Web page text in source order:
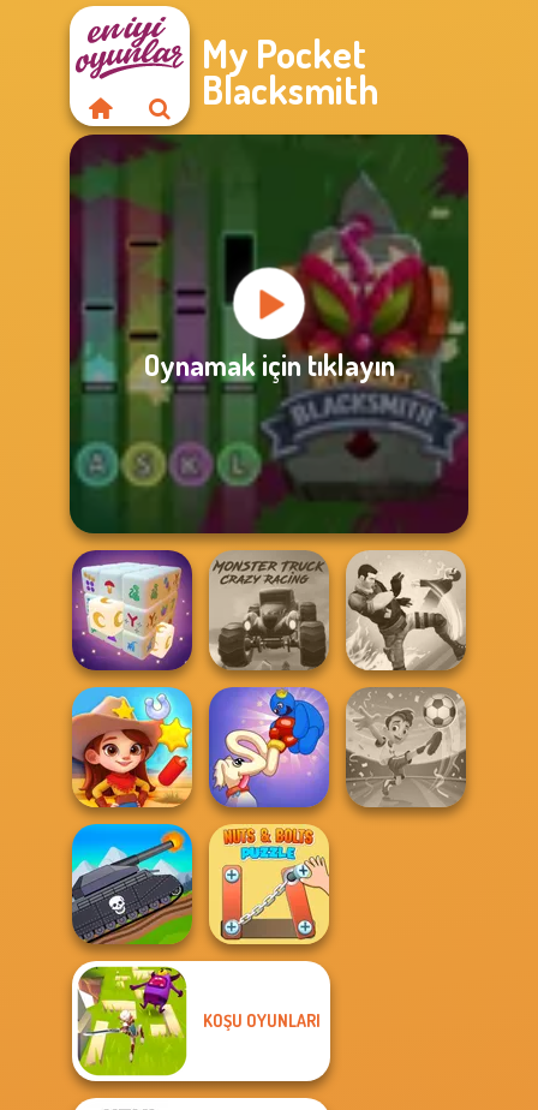
My Pocket
Blacksmith
Oynamak için tıklayın
Mystic Mahjong
Monster Truck
Crazy Racing
Gang Brawlers
Wild West Match
Long Dog - Long
Nose
Tanks 2D: Tank
Wars
Nuts & Bolts
KOŞU OYUNLARI